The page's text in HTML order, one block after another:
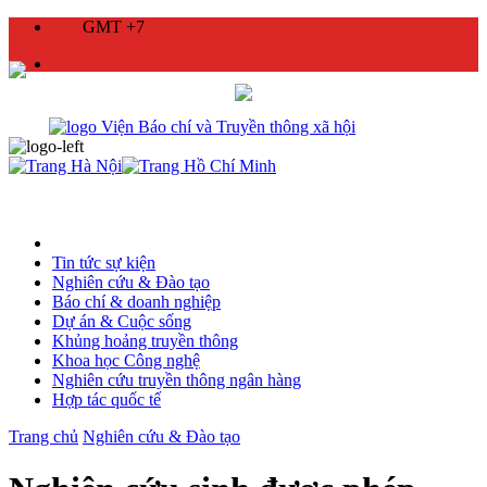
GMT +7
Tin tức sự kiện
Nghiên cứu & Đào tạo
Báo chí & doanh nghiệp
Dự án & Cuộc sống
Khủng hoảng truyền thông
Khoa học Công nghệ
Nghiên cứu truyền thông ngân hàng
Hợp tác quốc tế
Trang chủ Nghiên cứu & Đào tạo